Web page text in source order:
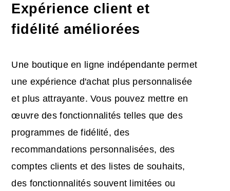
Expérience client et
fidélité améliorées
Une boutique en ligne indépendante permet
une expérience d'achat plus personnalisée
et plus attrayante. Vous pouvez mettre en
œuvre des fonctionnalités telles que des
programmes de fidélité, des
recommandations personnalisées, des
comptes clients et des listes de souhaits,
des fonctionnalités souvent limitées ou